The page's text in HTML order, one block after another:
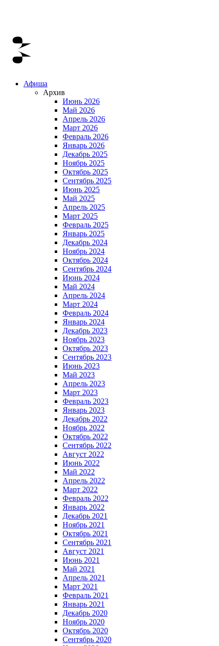
Афиша
Архив
Июнь 2026
Май 2026
Апрель 2026
Март 2026
Февраль 2026
Январь 2026
Декабрь 2025
Ноябрь 2025
Октябрь 2025
Сентябрь 2025
Июнь 2025
Май 2025
Апрель 2025
Март 2025
Февраль 2025
Январь 2025
Декабрь 2024
Ноябрь 2024
Октябрь 2024
Сентябрь 2024
Июнь 2024
Май 2024
Апрель 2024
Март 2024
Февраль 2024
Январь 2024
Декабрь 2023
Ноябрь 2023
Октябрь 2023
Сентябрь 2023
Июнь 2023
Май 2023
Апрель 2023
Март 2023
Февраль 2023
Январь 2023
Декабрь 2022
Ноябрь 2022
Октябрь 2022
Сентябрь 2022
Август 2022
Июнь 2022
Май 2022
Апрель 2022
Март 2022
Февраль 2022
Январь 2022
Декабрь 2021
Ноябрь 2021
Октябрь 2021
Сентябрь 2021
Август 2021
Июнь 2021
Май 2021
Апрель 2021
Март 2021
Февраль 2021
Январь 2021
Декабрь 2020
Ноябрь 2020
Октябрь 2020
Сентябрь 2020